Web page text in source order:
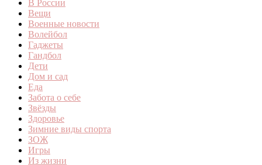
В России
Вещи
Военные новости
Волейбол
Гаджеты
Гандбол
Дети
Дом и сад
Еда
Забота о себе
Звёзды
Здоровье
Зимние виды спорта
ЗОЖ
Игры
Из жизни